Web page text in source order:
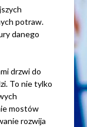
potraw.
danego
drzwi do
To nie tylko
mostów
rozwija